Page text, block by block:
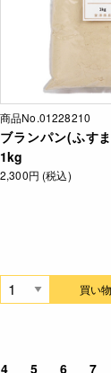
商品No.01228210
ブランパン(ふす
1kg
2,300円 (税込)
買い
4 5 6 7